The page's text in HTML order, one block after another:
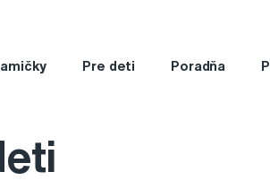
Pre deti Poradňa